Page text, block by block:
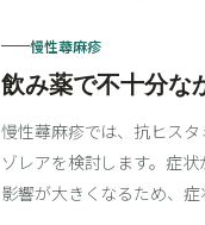
慢性蕁麻疹
飲み薬で不十分な
慢性蕁麻疹では、抗ヒス
ゾレアを検討します。症
影響が大きくなるため、症